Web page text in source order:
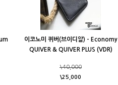
이코노미 퀴버(브이디알) - Economy
QUIVER & QUIVER PLUS (VDR)
\40,000
\25,000